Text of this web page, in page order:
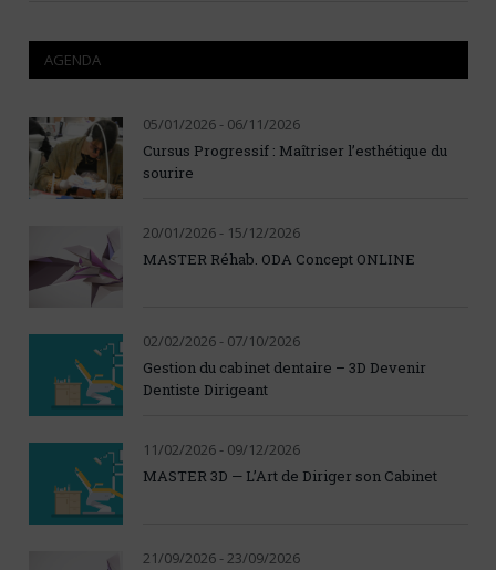
AGENDA
05/01/2026 - 06/11/2026
Cursus Progressif : Maîtriser l’esthétique du
sourire
20/01/2026 - 15/12/2026
MASTER Réhab. ODA Concept ONLINE
02/02/2026 - 07/10/2026
Gestion du cabinet dentaire – 3D Devenir
Dentiste Dirigeant
11/02/2026 - 09/12/2026
MASTER 3D — L’Art de Diriger son Cabinet
21/09/2026 - 23/09/2026